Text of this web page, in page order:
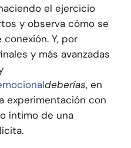
el ejercicio
y observa cómo se
Y, por
y más avanzadas
deberías, en
experimentación con
íntimo de una